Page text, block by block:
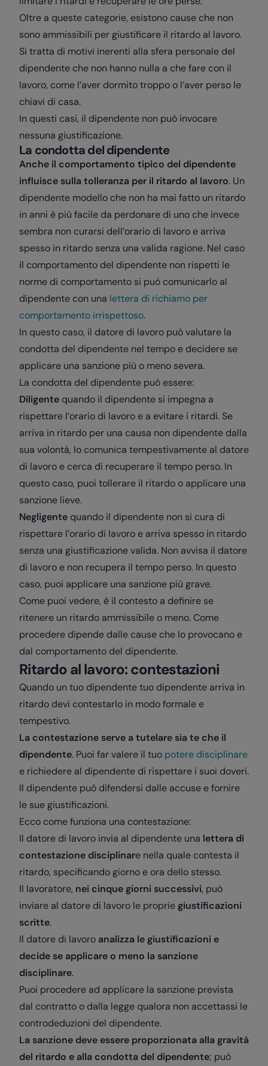
Oltre a queste categorie, esistono cause che non
sono ammissibili per giustificare il ritardo al lavoro.
Si tratta di motivi inerenti alla sfera personale del
dipendente che non hanno nulla a che fare con il
lavoro, come l’aver dormito troppo o l’aver perso le
chiavi di casa.
In questi casi, il dipendente non può invocare
nessuna giustificazione.
La condotta del dipendente
Anche il comportamento tipico del dipendente
influisce sulla tolleranza per il ritardo al lavoro. Un
dipendente modello che non ha mai fatto un ritardo
in anni è più facile da perdonare di uno che invece
sembra non curarsi dell’orario di lavoro e arriva
spesso in ritardo senza una valida ragione. Nel caso
il comportamento del dipendente non rispetti le
norme di comportamento si può comunicarlo al
dipendente con una lettera di richiamo per
comportamento irrispettoso.
In questo caso, il datore di lavoro può valutare la
condotta del dipendente nel tempo e decidere se
applicare una sanzione più o meno severa.
La condotta del dipendente può essere:
Diligente quando il dipendente si impegna a
rispettare l’orario di lavoro e a evitare i ritardi. Se
arriva in ritardo per una causa non dipendente dalla
sua volontà, lo comunica tempestivamente al datore
di lavoro e cerca di recuperare il tempo perso. In
questo caso, puoi tollerare il ritardo o applicare una
sanzione lieve.
Negligente quando il dipendente non si cura di
rispettare l’orario di lavoro e arriva spesso in ritardo
senza una giustificazione valida. Non avvisa il datore
di lavoro e non recupera il tempo perso. In questo
caso, puoi applicare una sanzione più grave.
Come puoi vedere, è il contesto a definire se
ritenere un ritardo ammissibile o meno. Come
procedere dipende dalle cause che lo provocano e
dal comportamento del dipendente.
Ritardo al lavoro: contestazioni
Quando un tuo dipendente tuo dipendente arriva in
ritardo devi contestarlo in modo formale e
tempestivo.
La contestazione serve a tutelare sia te che il
dipendente. Puoi far valere il tuo potere disciplinare
e richiedere al dipendente di rispettare i suoi doveri.
Il dipendente può difendersi dalle accuse e fornire
le sue giustificazioni.
Ecco come funziona una contestazione:
Il datore di lavoro invia al dipendente una lettera di
contestazione disciplinare nella quale contesta il
ritardo, specificando giorno e ora dello stesso.
Il lavoratore, nei cinque giorni successivi, può
inviare al datore di lavoro le proprie giustificazioni
scritte.
Il datore di lavoro analizza le giustificazioni e
decide se applicare o meno la sanzione
disciplinare.
Puoi procedere ad applicare la sanzione prevista
dal contratto o dalla legge qualora non accettassi le
controdeduzioni del dipendente.
La sanzione deve essere proporzionata alla gravità
del ritardo e alla condotta del dipendente; può